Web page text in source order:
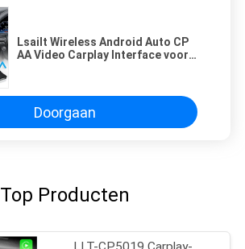
Lsailt Wireless Android Auto CP
AA Video Carplay Interface voor
Doorgaan
Top Producten